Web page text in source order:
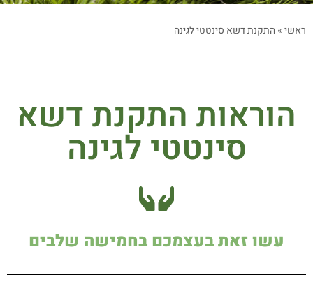
ראשי»התקנת דשא סינטטי לגינה
הוראות התקנת דשא
סינטטי לגינה
עשו זאת בעצמכם בחמישה שלבים